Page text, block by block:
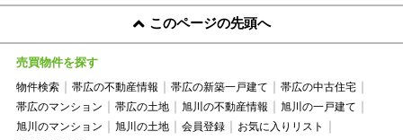
このページの先頭へ
売買物件を探す
物件検索 帯広の不動産情報 帯広の新築一戸建て
帯広の中古住宅
帯広のマンション
帯広の土地 旭川の不動産情報
旭川の一戸建て
旭川のマンション
旭川の土地 会員登録
お気に入りリスト